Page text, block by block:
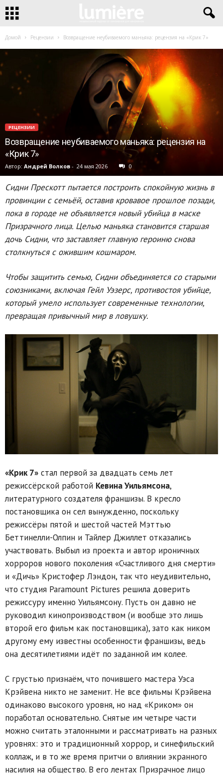
Домой Рецензии Возвращение неубиваемого маньяка: рецензия на «Крик 7»
РЕЦЕНЗИИ
Возвращение неубиваемого маньяка: рецензия на
«Крик 7»
Автор: Андрей Волков - 24 мая 2026 0
Сидни Прескотт пытается построить спокойную жизнь в
провинции с семьёй, оставив кровавое прошлое позади,
пока в городе не объявляется новый убийца в маске
Призрачного лица. Целью маньяка становится старшая
дочь Сидни, что заставляет главную героиню снова
столкнуться с ожившим кошмаром.
Чтобы защитить семью, Сидни объединяется со старыми
союзниками, включая Гейл Уэзерс, противостоя убийце,
который умело использует современные технологии,
превращая привычный мир в ловушку.
«Крик 7» стал первой за двадцать семь лет
режиссёрской работой Кевина Уильямсона,
литературного создателя франшизы. В кресло
постановщика он сел вынужденно, поскольку
режиссёры пятой и шестой частей Мэттью
Беттинелли-Олпин и Тайлер Джиллет отказались
участвовать. Выбыл из проекта и автор ироничных
хорроров нового поколения «Счастливого дня смерти»
и «Дичь» Кристофер Лэндон, так что неудивительно,
что студия Paramount Pictures решила доверить
режиссуру именно Уильямсону. Пусть он давно не
руководил кинопроизводством (и вообще это лишь
второй его фильм как постановщика), зато как ником
другому ему известны особенности франшизы, ведь
она десятилетиями идёт по заданной им колее.
С грустью признаём, что почившего мастера Уэса
Крэйвена никто не заменит. Не все фильмы Крэйвена
одинаково высокого уровня, но над «Криком» он
поработал основательно. Снятые им четыре части
можно считать эталонными и рассматривать на разных
уровнях: это и традиционный хоррор, и синефильский
коллаж, и в то же время притчи о влиянии экранного
насилия на общество. В его лентах Призрачное лицо